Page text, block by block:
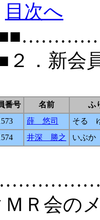
目次へ
２．新会
番号 名前
ふ
薛 悠司
そる
井深 勝之 いぶ
Ｒ会の